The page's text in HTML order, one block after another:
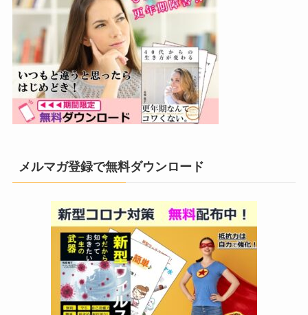
メルマガ登録で無料ダウンロード